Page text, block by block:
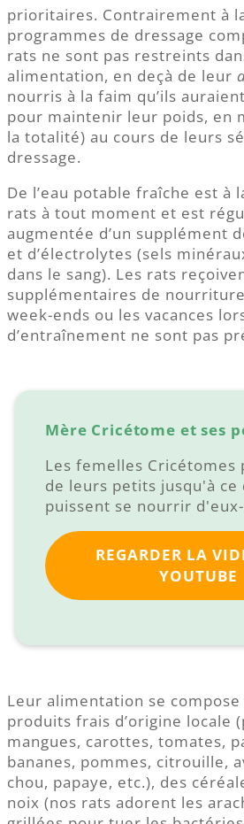
prioritaires. Contrairement à
programmes de dressage
rats ne sont pas restreints
alimentation, en deçà de leur
nourris à la faim qu’ils
pour maintenir leur poids, en
la totalité) au cours de leurs
dressage.
De l’eau potable fraîche est à
rats à tout moment et est
augmentée d’un supplément
et d’électrolytes (sels
dans le sang). Les rats
supplémentaires de
week-ends ou les vacances
d’entraînement ne sont pas
Mère Cricétome et ses
Les femelles Cricétomes
de leurs petits jusqu'à ce
puissent se nourrir
REGARDER LA
YOUTUBE
Leur alimentation se compose
produits frais d’origine locale
mangues, carottes, tomates,
bananes, pommes, citrouille,
chou, papaye, etc.), des
noix (nos rats adorent les